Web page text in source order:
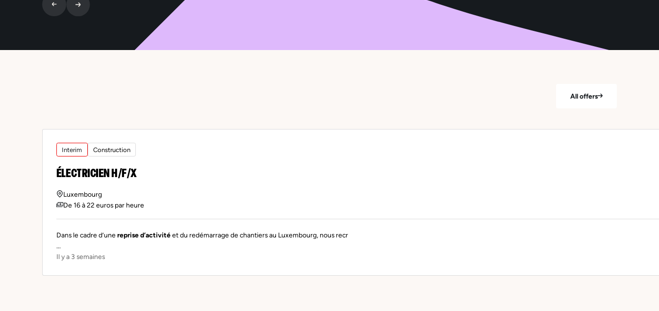
All offers
Interim Construction
ÉLECTRICIEN H/F/X
Luxembourg
De 16 à 22 euros par heure
Dans le cadre d’une reprise d’activitéet du redémarrage de chantiers au Luxembourg, nous recr
...
Il y a 3 semaines